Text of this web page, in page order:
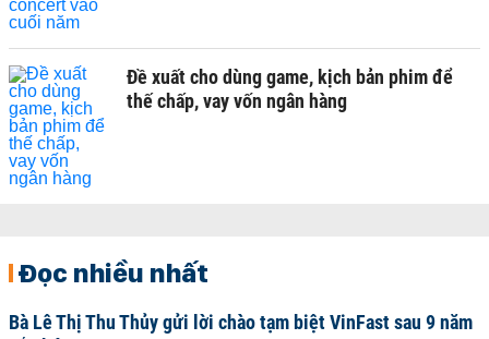
Đề xuất cho dùng game, kịch bản phim để
thế chấp, vay vốn ngân hàng
Đọc nhiều nhất
Bà Lê Thị Thu Thủy gửi lời chào tạm biệt VinFast sau 9 năm